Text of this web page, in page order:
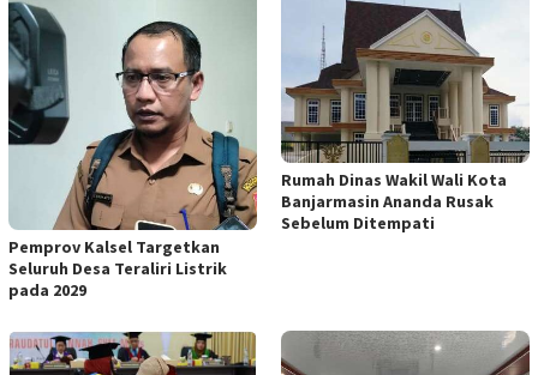
Pemprov Kalsel Targetkan
Seluruh Desa Teraliri Listrik
pada 2029
Rumah Dinas Wakil Wali Kota
Banjarmasin Ananda Rusak
Sebelum Ditempati